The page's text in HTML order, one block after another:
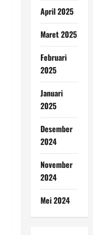
April 2025
Maret 2025
Februari
2025
Januari
2025
Desember
2024
November
2024
Mei 2024